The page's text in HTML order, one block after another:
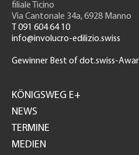
filiale Ticino
Via Cantonale 34a, 6928 Manno
T 091 604 64 10
info@involucro-edilizio.swiss
Gewinner Best of dot.swiss-
GH
KÖNIGSWEG E+
NEWS
TERMINE
MEDIEN